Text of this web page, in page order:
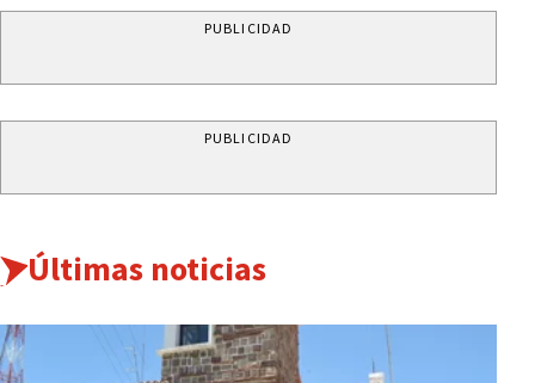
PUBLICIDAD
PUBLICIDAD
Últimas noticias